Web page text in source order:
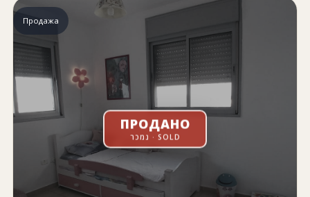
Продажа
ПРОДАНО
נמכר · SOLD